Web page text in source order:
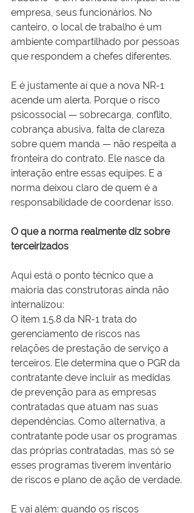
empresa, seus funcionários. No
canteiro, o local de trabalho é um
ambiente compartilhado por pessoas
que respondem a chefes diferentes.
E é justamente aí que a nova NR-1
acende um alerta. Porque o risco
psicossocial — sobrecarga, conflito,
cobrança abusiva, falta de clareza
sobre quem manda — não respeita a
fronteira do contrato. Ele nasce da
interação entre essas equipes. E a
norma deixou claro de quem é a
responsabilidade de coordenar isso.
O que a norma realmente diz sobre
terceirizados
Aqui está o ponto técnico que a
maioria das construtoras ainda não
internalizou:
O item 1.5.8 da NR-1 trata do
gerenciamento de riscos nas
relações de prestação de serviço a
terceiros. Ele determina que o PGR da
contratante deve incluir as medidas
de prevenção para as empresas
contratadas que atuam nas suas
dependências. Como alternativa, a
contratante pode usar os programas
das próprias contratadas, mas só se
esses programas tiverem inventário
de riscos e plano de ação de verdade.
E vai além: quando os riscos